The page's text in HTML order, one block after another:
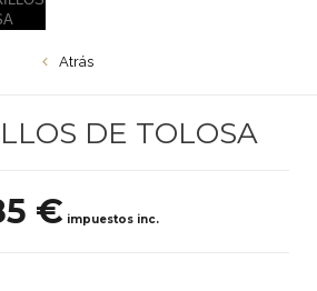
Atrás
DE TOLOSA
€ impuestos inc.